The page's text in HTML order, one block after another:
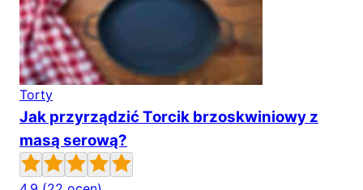
Torty
Jak przyrządzić Torcik brzoskwiniowy z
masą serową?